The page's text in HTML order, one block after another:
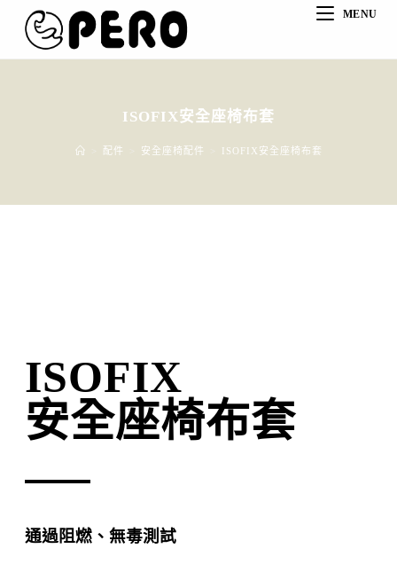
MENU
ISOFIX安全座椅布套
配件 安全座椅配件 ISOFIX安全座椅布套
ISOFIX
安全座椅布套
通過阻燃、無毒測試